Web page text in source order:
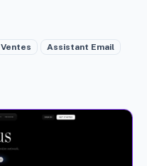
Ventes Assistant Email